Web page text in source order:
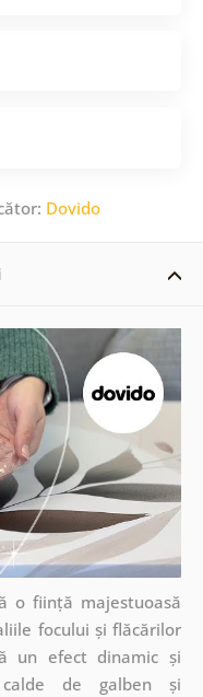
Dovido
o ființă majestuoasă
focului și flăcărilor
un efect dinamic și
calde de galben și